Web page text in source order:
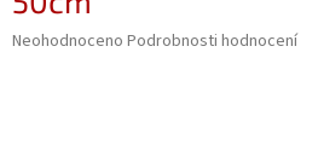
Průměrné
Neohodnoceno Podrobnosti hodnocení